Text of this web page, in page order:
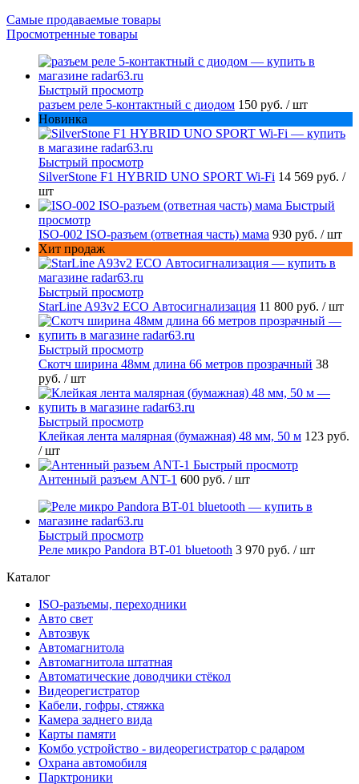
Самые продаваемые товары
Просмотренные товары
Быстрый просмотр
разъем реле 5-контактный с диодом 150 руб. / шт
Новинка
Быстрый просмотр
SilverStone F1 HYBRID UNO SPORT Wi-Fi 14 569 руб. /
шт
Быстрый
просмотр
ISO-002 ISO-разъем (ответная часть) мама 930 руб. / шт
Хит продаж
Быстрый просмотр
StarLine A93v2 ECO Автосигнализация 11 800 руб. / шт
Быстрый просмотр
Скотч ширина 48мм длина 66 метров прозрачный 38
руб. / шт
Быстрый просмотр
Клейкая лента малярная (бумажная) 48 мм, 50 м 123 руб.
/ шт
Быстрый просмотр
Антенный разъем ANT-1 600 руб. / шт
Быстрый просмотр
Реле микро Pandora BT-01 bluetooth 3 970 руб. / шт
Каталог
ISO-разъемы, переходники
Авто свет
Автозвук
Автомагнитола
Автомагнитола штатная
Автоматические доводчики стёкол
Видеорегистратор
Кабели, гофры, стяжка
Камера заднего вида
Карты памяти
Комбо устройство - видеорегистратор с радаром
Охрана автомобиля
Парктроники